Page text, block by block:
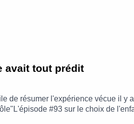
avait tout prédit
de résumer l'expérience vécue il
#93 sur le choix de